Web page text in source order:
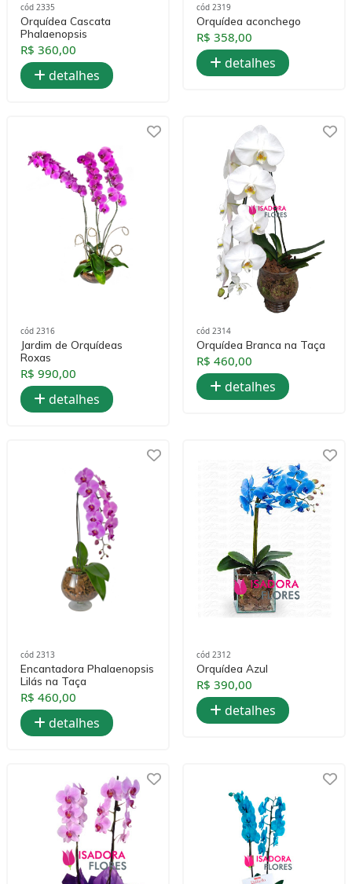
cód 2335
Orquídea Cascata
Phalaenopsis
R$ 360,00
detalhes
cód 2319
Orquídea aconchego
R$ 358,00
detalhes
cód 2316
Jardim de Orquídeas
Roxas
R$ 990,00
detalhes
cód 2314
Orquídea Branca na Taça
R$ 460,00
detalhes
cód 2313
Encantadora Phalaenopsis
Lilás na Taça
R$ 460,00
detalhes
cód 2312
Orquídea Azul
R$ 390,00
detalhes